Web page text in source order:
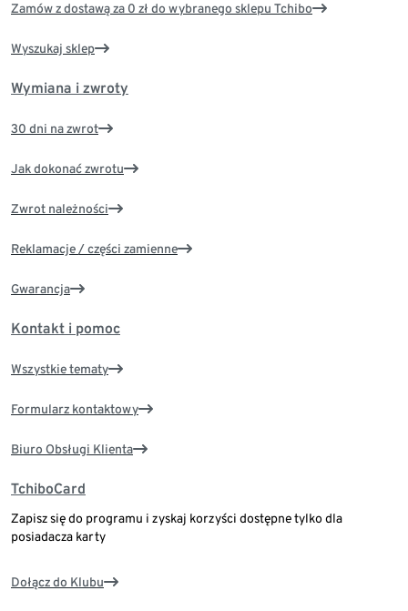
Zamów z dostawą za 0 zł do wybranego sklepu Tchibo
Wyszukaj sklep
Wymiana i zwroty
30 dni na zwrot
Jak dokonać zwrotu
Zwrot należności
Reklamacje / części zamienne
Gwarancja
Kontakt i pomoc
Wszystkie tematy
Formularz kontaktowy
Biuro Obsługi Klienta
TchiboCard
Zapisz się do programu i zyskaj korzyści dostępne tylko dla
posiadacza karty
Dołącz do Klubu